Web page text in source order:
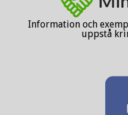
Information och
uppstå